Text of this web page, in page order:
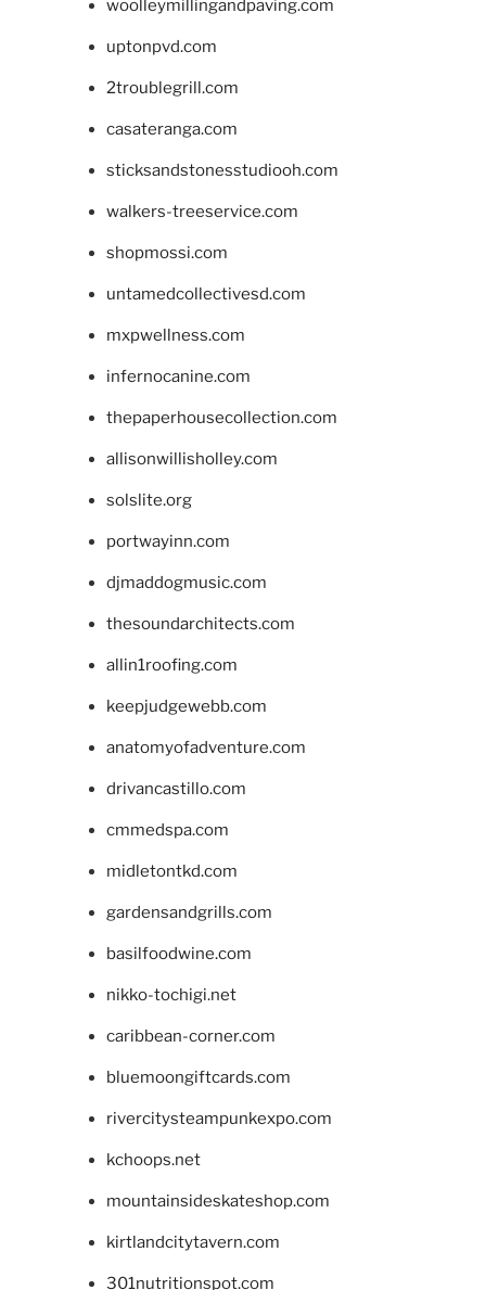
woolleymillingandpaving.com
uptonpvd.com
2troublegrill.com
casateranga.com
sticksandstonesstudiooh.com
walkers-treeservice.com
shopmossi.com
untamedcollectivesd.com
mxpwellness.com
infernocanine.com
thepaperhousecollection.com
allisonwillisholley.com
solslite.org
portwayinn.com
djmaddogmusic.com
thesoundarchitects.com
allin1roofing.com
keepjudgewebb.com
anatomyofadventure.com
drivancastillo.com
cmmedspa.com
midletontkd.com
gardensandgrills.com
basilfoodwine.com
nikko-tochigi.net
caribbean-corner.com
bluemoongiftcards.com
rivercitysteampunkexpo.com
kchoops.net
mountainsideskateshop.com
kirtlandcitytavern.com
301nutritionspot.com